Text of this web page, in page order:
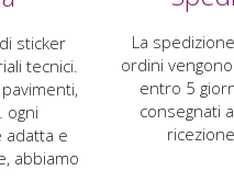
sticker
tecnici.
ogni
adatta e
abbiamo
La
ordini
entro 5
consegnati